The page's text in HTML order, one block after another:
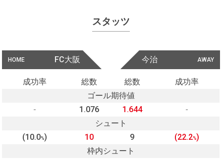
スタッツ
HOME FC大阪 AWAY
今治
成功率 総数 総数
成功率
ゴール期待値
-
1.076 1.644
-
シュート
(10.0%) 10 9 (22.2%)
枠内シュート